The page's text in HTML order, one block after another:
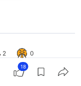
2
0
18